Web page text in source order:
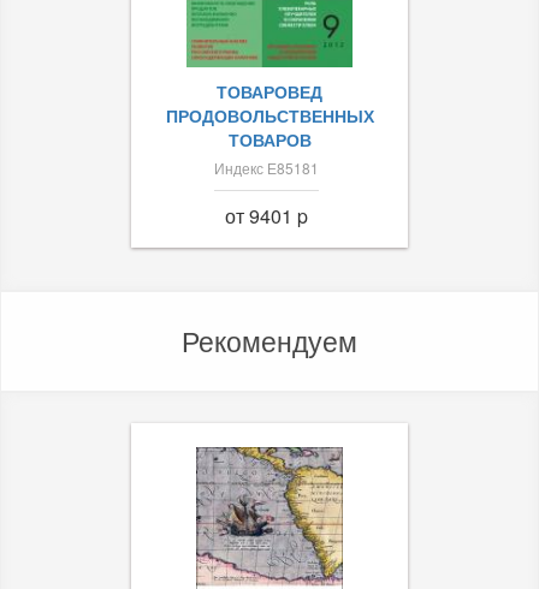
ТОВАРОВЕД
ПРОДОВОЛЬСТВЕННЫХ
ТОВАРОВ
Индекс Е85181
от 9401 p
Рекомендуем